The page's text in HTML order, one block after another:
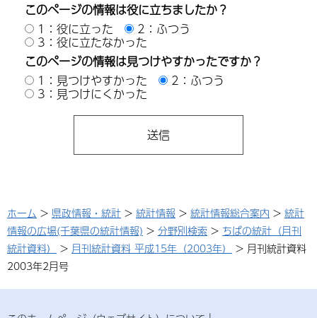
このページの情報は役に立ちましたか？
1：役に立った
2：ふつう
3：役に立たなかった
このページの情報は見つけやすかったですか？
1：見つけやすかった
2：ふつう
3：見つけにくかった
ホーム > 県政情報・統計 > 統計情報 > 統計情報総合案内 > 統計
情報の広場(千葉県の統計情報) > 分野別検索 > ちばの統計（月刊
統計資料）
> 月刊統計資料 平成15年（2003年）
> 月刊統計資料
2003年2月号